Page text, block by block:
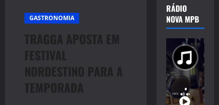
GASTRONOMIA
TRAGGA APOSTA EM
FESTIVAL
NORDESTINO PARA A
TEMPORADA
RÁDIO
NOVA MPB